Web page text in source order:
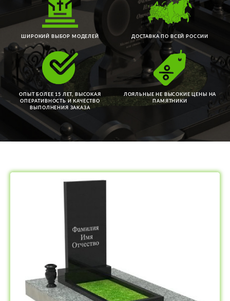
ШИРОКИЙ ВЫБОР МОДЕЛЕЙ ДОСТАВКА ПО ВСЕЙ РОССИИ
ОПЫТ БОЛЕЕ 15 ЛЕТ, ВЫСОКАЯ
ОПЕРАТИВНОСТЬ И КАЧЕСТВО
ВЫПОЛНЕНИЯ ЗАКАЗА
ЛОЯЛЬНЫЕ НЕ ВЫСОКИЕ ЦЕНЫ НА
ПАМЯТНИКИ